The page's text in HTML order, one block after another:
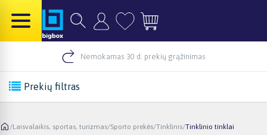
Nemokamas 30 d. prekių grąžinimas
Prekių filtras
/Laisvalaikis, sportas, turizmas/Sporto prekės/Tinklinis/Tinklinio tinklai